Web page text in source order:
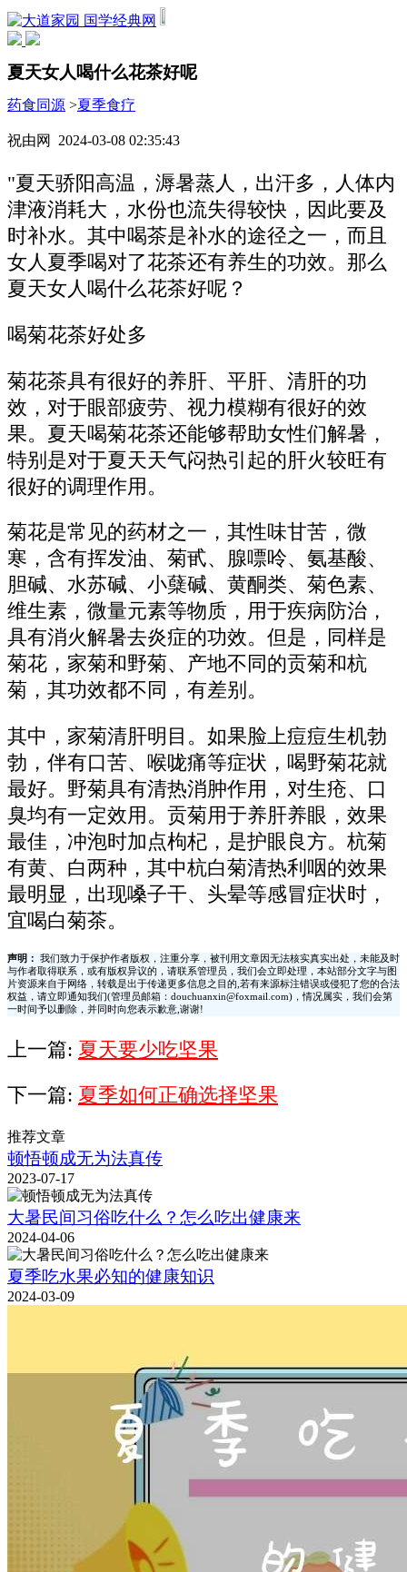
国学经典网
夏天女人喝什么花茶好呢
药食同源 >夏季食疗
祝由网 2024-03-08 02:35:43
"夏天骄阳高温，溽暑蒸人，出汗多，人体内
津液消耗大，水份也流失得较快，因此要及
时补水。其中喝茶是补水的途径之一，而且
女人夏季喝对了花茶还有养生的功效。那么
夏天女人喝什么花茶好呢？
喝菊花茶好处多
菊花茶具有很好的养肝、平肝、清肝的功
效，对于眼部疲劳、视力模糊有很好的效
果。夏天喝菊花茶还能够帮助女性们解暑，
特别是对于夏天天气闷热引起的肝火较旺有
很好的调理作用。
菊花是常见的药材之一，其性味甘苦，微
寒，含有挥发油、菊甙、腺嘌呤、氨基酸、
胆碱、水苏碱、小蘖碱、黄酮类、菊色素、
维生素，微量元素等物质，用于疾病防治，
具有消火解暑去炎症的功效。但是，同样是
菊花，家菊和野菊、产地不同的贡菊和杭
菊，其功效都不同，有差别。
其中，家菊清肝明目。如果脸上痘痘生机勃
勃，伴有口苦、喉咙痛等症状，喝野菊花就
最好。野菊具有清热消肿作用，对生疮、口
臭均有一定效用。贡菊用于养肝养眼，效果
最佳，冲泡时加点枸杞，是护眼良方。杭菊
有黄、白两种，其中杭白菊清热利咽的效果
最明显，出现嗓子干、头晕等感冒症状时，
宜喝白菊茶。
声明：
我们致力于保护作者版权，注重分享，被刊用文章因无法核实真实出处，未能及时
与作者取得联系，或有版权异议的，请联系管理员，我们会立即处理，本站部分文字与图
片资源来自于网络，转载是出于传递更多信息之目的,若有来源标注错误或侵犯了您的合法
权益，请立即通知我们(管理员邮箱：douchuanxin@foxmail.com)，情况属实，我们会第
一时间予以删除，并同时向您表示歉意,谢谢!
上一篇: 夏天要少吃坚果
下一篇: 夏季如何正确选择坚果
推荐文章
顿悟顿成无为法真传
2023-07-17
大暑民间习俗吃什么？怎么吃出健康来
2024-04-06
夏季吃水果必知的健康知识
2024-03-09